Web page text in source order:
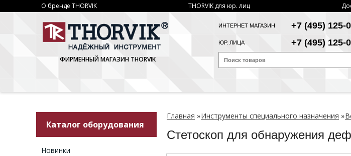
О бренде THORVIK THORVIK для юр. лиц
ФИРМЕННЫЙ МАГАЗИН THORVIK
ИНТЕРНЕТ МАГАЗИН +7 (495) 125-
ЮР. ЛИЦА +7 (495) 125-
Каталог оборудования
Новинки
Главная »Инструменты специального назначения »
Стетоскоп для обнаружения